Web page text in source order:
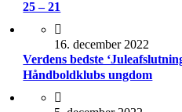
25 – 21
16. december 2022
Verdens bedste
Håndboldklubs ungdom